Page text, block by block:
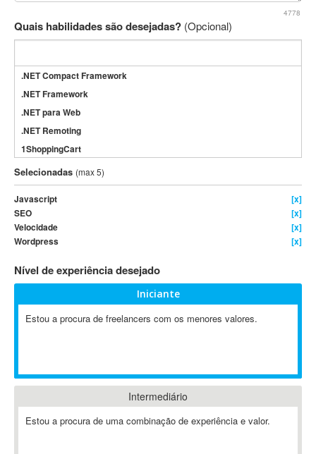
4778
Quais habilidades são desejadas? (Opcional)
.NET Compact Framework
.NET Framework
.NET para Web
.NET Remoting
1ShoppingCart
3DS Max
3GSM
4D Dimension
802.11
A&P
A2Billing
Ab Initio
ABIS
AbleCommerce
Ableton
Selecionadas (max 5)
Javascript
[x]
SEO
[x]
Velocidade
[x]
Wordpress
[x]
Nível de experiência desejado
Iniciante
Estou a procura de freelancers com os menores valores.
Intermediário
Estou a procura de uma combinação de experiência e valor.